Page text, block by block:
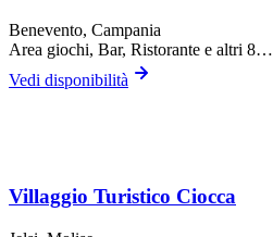
Benevento, Campania
Area giochi, Bar, Ristorante e altri 8…
Vedi disponibilità
Villaggio Turistico Ciocca